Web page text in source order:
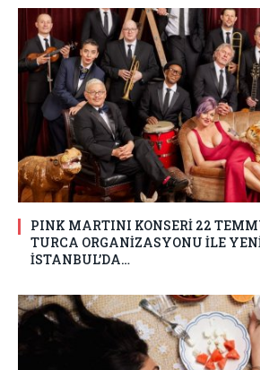
PINK MARTINI KONSERİ 22
TURCA ORGANİZASYONU İLE
İSTANBUL’DA…